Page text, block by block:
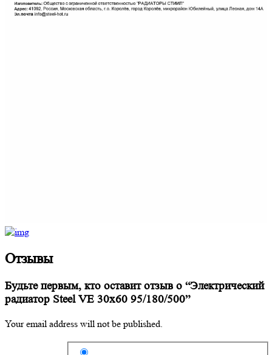
Отзывы
Будьте первым, кто оставит отзыв о “Электрический
радиатор Steel VE 30х60 95/180/500”
Your email address will not be published.